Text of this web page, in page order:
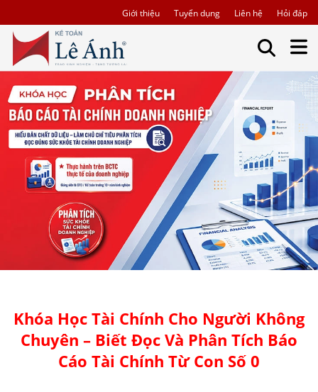
Giới thiệu Tuyển dụng Liên hệ Hỏi đáp
Khóa Học Tài Chính Cho Người Không
Chuyên – Biết Đọc Và Phân Tích Báo
Cáo Tài Chính Từ Con Số 0